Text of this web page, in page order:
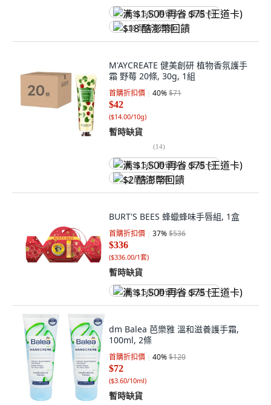
满 $1,500 再省 $75 (王道卡)
$18 酷澎幣回饋
M'AYCREATE 健美創研 植物香氛護手
霜 野莓 20條, 30g, 1組
首購折扣價 40%$71
$42
($14.00/10g)
暫時缺貨
(14)
满 $1,500 再省 $75 (王道卡)
$2 酷澎幣回饋
BURT'S BEES 蜂蠟蜂味手唇組, 1盒
首購折扣價 37%$536
$336
($336.00/1套)
暫時缺貨
满 $1,500 再省 $75 (王道卡)
dm Balea 芭樂雅 溫和滋養護手霜,
100ml, 2條
首購折扣價 40%$120
$72
($3.60/10ml)
暫時缺貨